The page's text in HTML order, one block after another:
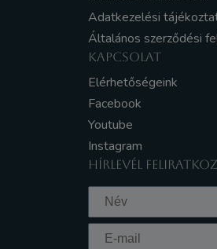
Adatkezelési
Általános szerződési
KAPCSOLAT
Elérhetőségeink
Facebook
Youtube
Instagram
HÍRLEVÉL